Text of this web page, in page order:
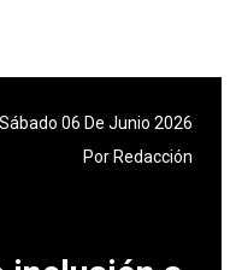
Sábado 06 De Junio 2026
Por Redacción